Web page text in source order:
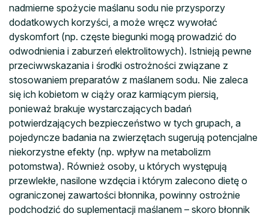
nadmierne spożycie maślanu sodu nie przysporzy
dodatkowych korzyści, a może wręcz wywołać
dyskomfort (np. częste biegunki mogą prowadzić do
odwodnienia i zaburzeń elektrolitowych). Istnieją pewne
przeciwwskazania i środki ostrożności związane z
stosowaniem preparatów z maślanem sodu. Nie zaleca
się ich kobietom w ciąży oraz karmiącym piersią,
ponieważ brakuje wystarczających badań
potwierdzających bezpieczeństwo w tych grupach, a
pojedyncze badania na zwierzętach sugerują potencjalne
niekorzystne efekty (np. wpływ na metabolizm
potomstwa). Również osoby, u których występują
przewlekłe, nasilone wzdęcia i którym zalecono dietę o
ograniczonej zawartości błonnika, powinny ostrożnie
podchodzić do suplementacji maślanem – skoro błonnik